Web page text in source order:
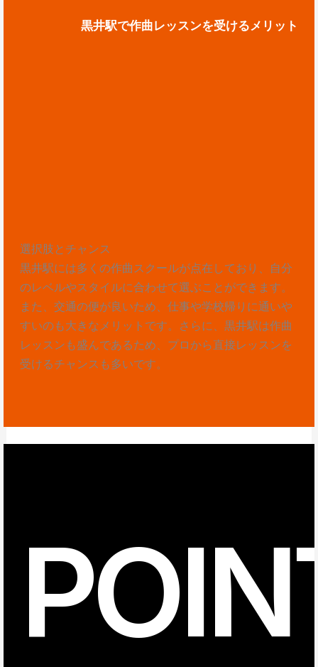
黒井駅で作曲レッスンを受けるメリット
選択肢とチャンス
黒井駅には多くの作曲スクールが点在しており、自分
のレベルやスタイルに合わせて選ぶことができます。
また、交通の便が良いため、仕事や学校帰りに通いや
すいのも大きなメリットです。さらに、黒井駅は作曲
レッスンも盛んであるため、プロから直接レッスンを
受けるチャンスも多いです。